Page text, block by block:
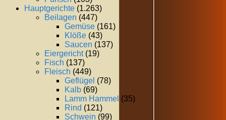
Hauptgerichte (1.263)
Beilagen (447)
Gemüse (161)
Klöße (43)
Saucen (137)
Eiergericht(19)
Fisch (137)
Fleisch (449)
Geflügel (78)
Kalb (69)
Lamm Hammel (35)
Rind (121)
Schwein (99)